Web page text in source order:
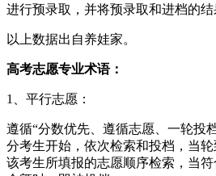
进行预录取，并将预录取和进档的结
以上数据出自养娃家。
高考志愿专业术语：
1、平行志愿：
遵循“分数优先、遵循志愿、一轮投
分考生开始，依次检索和投档，当
该考生所填报的志愿顺序检索，当